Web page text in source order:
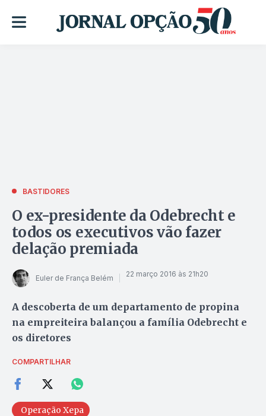
BASTIDORES
O ex-presidente da Odebrecht e
todos os executivos vão fazer
delação premiada
Euler de França Belém 22 março 2016 às 21h20
A descoberta de um departamento de propina
na empreiteira balançou a família Odebrecht e
os diretores
COMPARTILHAR
Operação Xepa